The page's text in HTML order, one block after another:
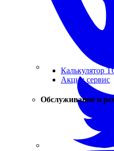
Калькулятор
Акции сервис
Обслуживание и